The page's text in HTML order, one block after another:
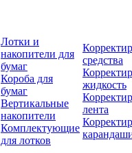
Лотки и
накопители для
бумаг
Короба для
бумаг
Вертикальные
накопители
Комплектующие
для лотков
средства
жидкость
лента